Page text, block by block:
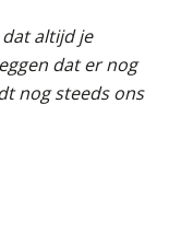
altijd je
dat er nog
nog steeds ons
Summercourse Internationaal/grensoverschrijdend werken
PE)